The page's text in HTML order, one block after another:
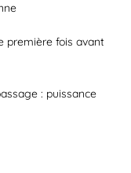
première fois avant
: puissance